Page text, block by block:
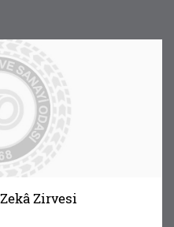
Zirvesi